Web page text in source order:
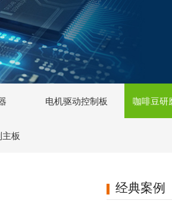
电机驱动控制板 咖啡豆研
板
经典案例